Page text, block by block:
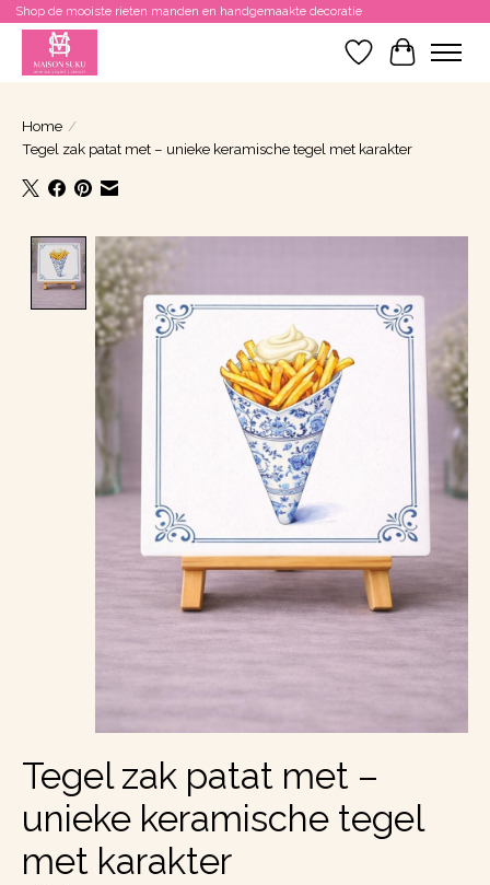
Shop de mooiste rieten manden en handgemaakte decoratie
Verlanglijst
Home /
Tegel zak patat met – unieke keramische tegel met karakter
Product image slideshow Items
Tegel zak patat met –
unieke keramische tegel
met karakter